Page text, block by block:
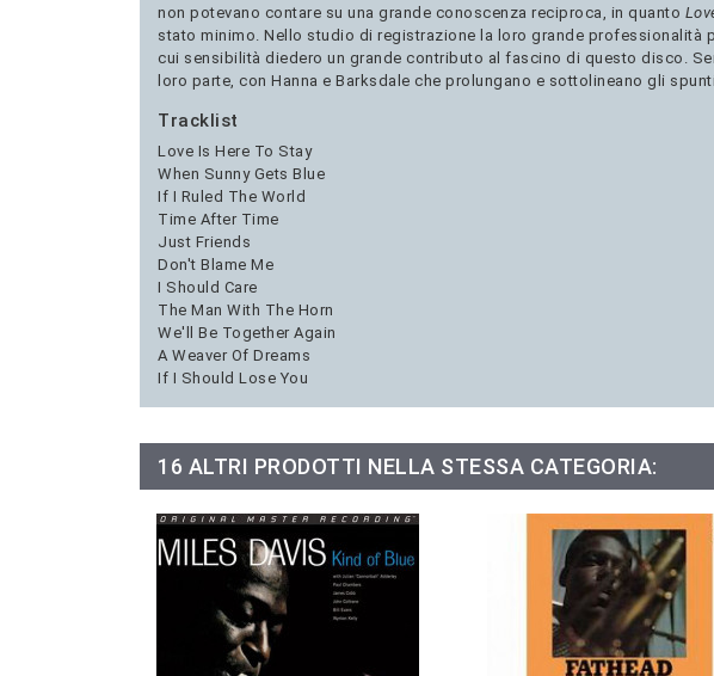
non potevano contare su una grande conoscenza reciproca, in quanto
stato minimo. Nello studio di registrazione la loro grande professionalità
cui sensibilità diedero un grande contributo al fascino di questo disco.
loro parte, con Hanna e Barksdale che prolungano e sottolineano gli
Tracklist
Love Is Here To Stay
When Sunny Gets Blue
If I Ruled The World
Time After Time
Just Friends
Don't Blame Me
I Should Care
The Man With The Horn
We'll Be Together Again
A Weaver Of Dreams
If I Should Lose You
16 ALTRI PRODOTTI NELLA STESSA CATEGORIA: